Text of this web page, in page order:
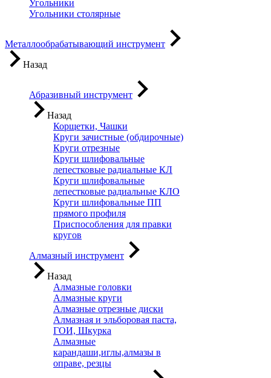
Угольники
Угольники столярные
Металлообрабатывающий инструмент
Назад
Абразивный инструмент
Назад
Корщетки, Чашки
Круги зачистные (обдирочные)
Круги отрезные
Круги шлифовальные
лепестковые радиальные КЛ
Круги шлифовальные
лепестковые радиальные КЛО
Круги шлифовальные ПП
прямого профиля
Приспособления для правки
кругов
Алмазный инструмент
Назад
Алмазные головки
Алмазные круги
Алмазные отрезные диски
Алмазная и эльборовая паста,
ГОИ, Шкурка
Алмазные
карандаши,иглы,алмазы в
оправе, резцы